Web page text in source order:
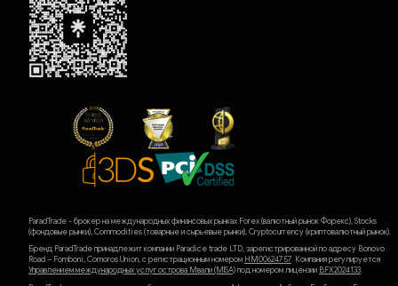
ParadTrade - брокер на международных финансовых рынках Forex (валютный рынок Форекс), Stocks
(фондовые рынки), Commodities (товарные и сырьевые рынки), Cryptocurrency (криптовалютный рынок).
Бренд ParadTrade принадлежит компании Paradice trade LTD, зарегистрированной по адресу Bonovo
Road – Fomboni, Comoros Union, с регистрационным номером HM00624757. Компания регулируется
Управлением международных услуг острова Мвали (MlSA)под номером лицензии BFX2024133.